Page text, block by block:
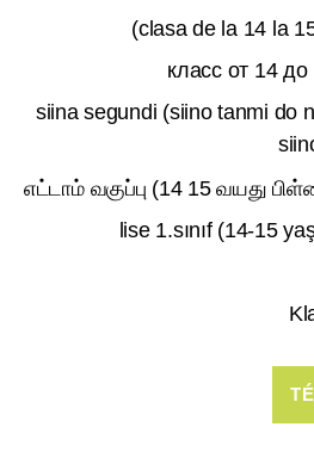
класс от 14 до
siina segundi (siino tanmi do
எட்டாம் வகுப்பு (14 15 வயது
lise 1.sınıf (14-15